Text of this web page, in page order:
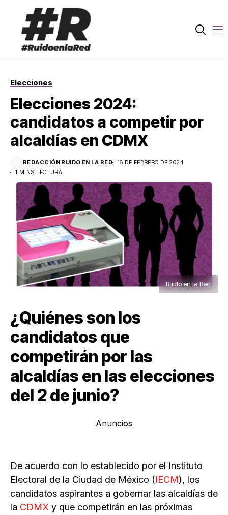
Elecciones
Elecciones 2024:
candidatos a competir por
alcaldías en CDMX
REDACCIÓN RUIDO EN LA RED
16 DE FEBRERO DE 2024
1 MINS LECTURA
Ruido en la Red
¿Quiénes son los
candidatos que
competirán por las
alcaldías en las elecciones
del 2 de junio?
Anuncios
De acuerdo con lo establecido por el Instituto
Electoral de la Ciudad de México (IECM), los
candidatos aspirantes a gobernar las alcaldías de
la CDMX y que competirán en las próximas